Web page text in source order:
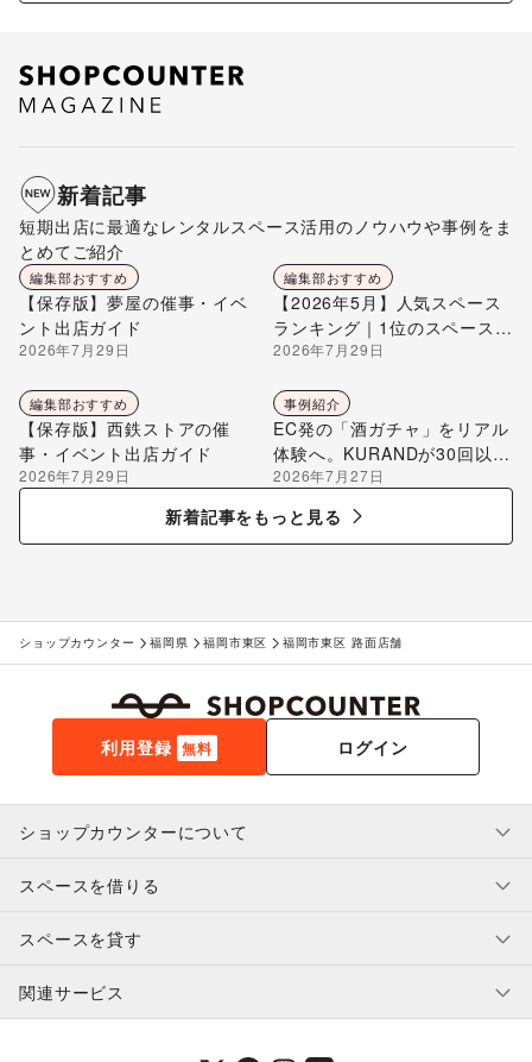
新着記事
短期出店に最適なレンタルスペース活用のノウハウや事例をま
とめてご紹介
編集部おすすめ
【保存版】夢屋の催事・イベ
ント出店ガイド
2026年7月29日
編集部おすすめ
【2026年5月】人気スペース
ランキング｜1位のスペースを
編集部が解説
2026年7月29日
編集部おすすめ
【保存版】西鉄ストアの催
事・イベント出店ガイド
2026年7月29日
事例紹介
EC発の「酒ガチャ」をリアル
体験へ。KURANDが30回以上
のポップアップ出店で届け
る“新しいお酒との出会い”
2026年7月27日
新着記事をもっと見る
ショップカウンター 福岡県 福岡市東区 福岡市東区 路面店舗
利用登録 無料 ログイン
ショップカウンターについて
利用規約・ガイドライン
特定商取引法に基づく表示
補償プログラム
スペースを借りる
スペースを借りたい人へ
ユーザー利用規約
提携パートナー
スペースを貸す
スペースを貸したい方へ
オーナー利用規約
関連サービス